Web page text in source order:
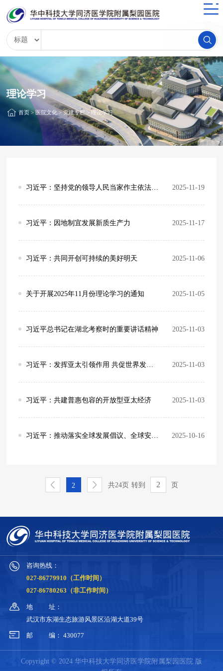
理论学习
首页>医院文化>党建专栏 >理论学习
习近平：坚持党的领导人民当家作主依法治国有机统一 合力开创法治中国建设新局面 2025-11-19
习近平：因地制宜发展新质生产力 2025-11-17
习近平：共同开创可持续的美好明天 2025-11-06
关于开展2025年11月份理论学习的通知 2025-11-05
习近平总书记在湖北考察时的重要讲话精神 2025-11-03
习近平：发挥亚太引领作用 共促世界发展繁荣 2025-11-03
习近平：共建普惠包容的开放型亚太经济 2025-11-03
习近平：推动落实全球发展倡议、全球安全倡议、全球文明倡议、全球治理倡议 2025-10-16
2 共24页 转到 页
咨询热线：
027-86779910（工作时间）
027-86780263（非工作时间）
地
址：
武汉市东湖生态旅游风景区沿湖大道39号
邮 编： 430077
Copyright © 2024 华中科技大学同济医学院附属梨园医院 版